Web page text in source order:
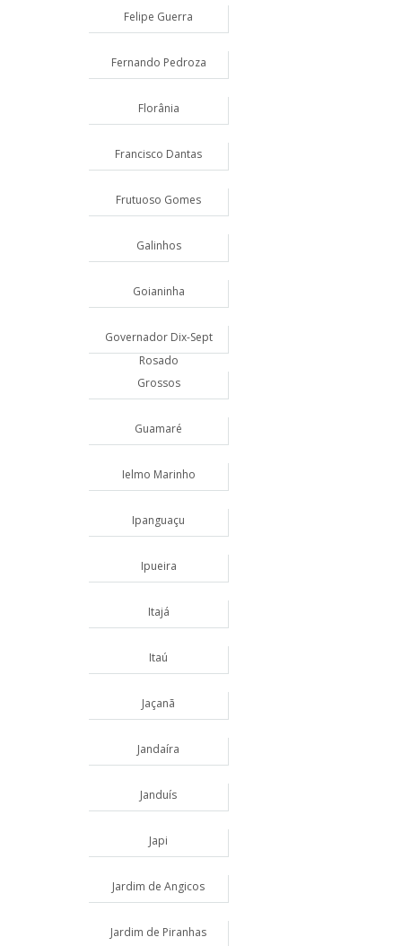
Felipe Guerra
Fernando Pedroza
Florânia
Francisco Dantas
Frutuoso Gomes
Galinhos
Goianinha
Governador Dix-Sept
Rosado
Grossos
Guamaré
Ielmo Marinho
Ipanguaçu
Ipueira
Itajá
Itaú
Jaçanã
Jandaíra
Janduís
Japi
Jardim de Angicos
Jardim de Piranhas